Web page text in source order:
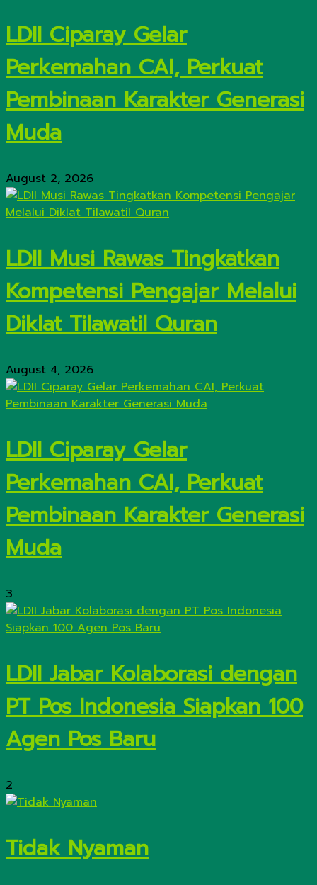
LDII Ciparay Gelar
Perkemahan CAI, Perkuat
Pembinaan Karakter Generasi
Muda
August 2, 2026
LDII Musi Rawas Tingkatkan
Kompetensi Pengajar Melalui
Diklat Tilawatil Quran
August 4, 2026
LDII Ciparay Gelar
Perkemahan CAI, Perkuat
Pembinaan Karakter Generasi
Muda
3
LDII Jabar Kolaborasi dengan
PT Pos Indonesia Siapkan 100
Agen Pos Baru
2
Tidak Nyaman